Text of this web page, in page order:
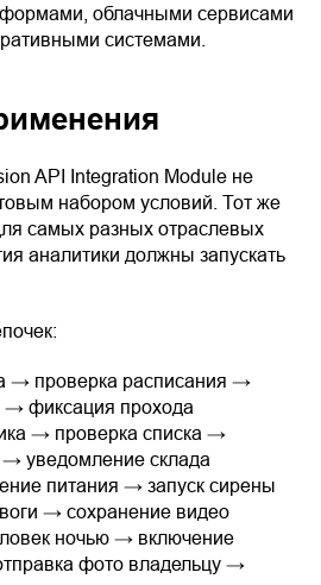
облачными сервисами
системами.
API Integration Module не
набором условий. Тот же
самых разных отраслевых
аналитики должны запускать
→ проверка расписания →
→ фиксация прохода
→ проверка списка →
→ уведомление склада
питания → запуск сирены
→ сохранение видео
ночью → включение
фото владельцу →